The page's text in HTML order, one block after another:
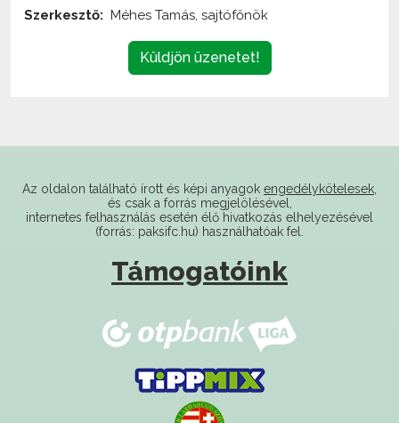
Küldjön üzenetet!
internetes felhasználás esetén élő hivatkozás elhelyezésével
(forrás: paksifc.hu) használhatóak fel.
Támogatóink